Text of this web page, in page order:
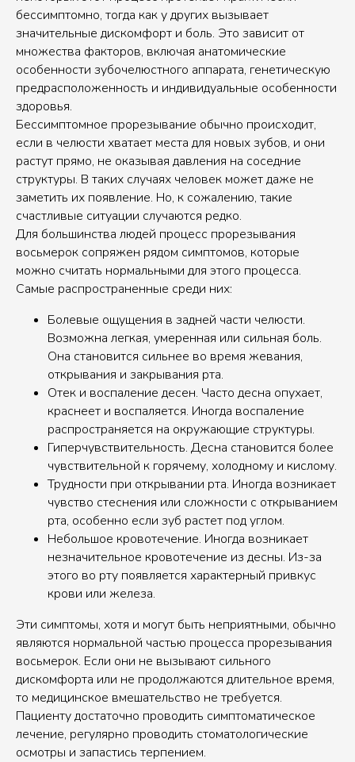
бессимптомно, тогда как у других вызывает
значительные дискомфорт и боль. Это зависит от
множества факторов, включая анатомические
особенности зубочелюстного аппарата, генетическую
предрасположенность и индивидуальные особенности
здоровья.
Бессимптомное прорезывание обычно происходит,
если в челюсти хватает места для новых зубов, и они
растут прямо, не оказывая давления на соседние
структуры. В таких случаях человек может даже не
заметить их появление. Но, к сожалению, такие
счастливые ситуации случаются редко.
Для большинства людей процесс прорезывания
восьмерок сопряжен рядом симптомов, которые
можно считать нормальными для этого процесса.
Самые распространенные среди них:
Болевые ощущения в задней части челюсти.
Возможна легкая, умеренная или сильная боль.
Она становится сильнее во время жевания,
открывания и закрывания рта.
Отек и воспаление десен. Часто десна опухает,
краснеет и воспаляется. Иногда воспаление
распространяется на окружающие структуры.
Гиперчувствительность. Десна становится более
чувствительной к горячему, холодному и кислому.
Трудности при открывании рта. Иногда возникает
чувство стеснения или сложности с открыванием
рта, особенно если зуб растет под углом.
Небольшое кровотечение. Иногда возникает
незначительное кровотечение из десны. Из-за
этого во рту появляется характерный привкус
крови или железа.
Эти симптомы, хотя и могут быть неприятными, обычно
являются нормальной частью процесса прорезывания
восьмерок. Если они не вызывают сильного
дискомфорта или не продолжаются длительное время,
то медицинское вмешательство не требуется.
Пациенту достаточно проводить симптоматическое
лечение, регулярно проводить стоматологические
осмотры и запастись терпением.